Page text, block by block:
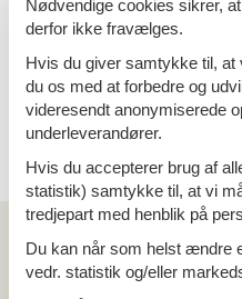
Du sparer mindst 10% af
Du kan være heldig at finde
som er nedsat med mere end
Vi ønsker dig god jagt på et
ferie!
Kan vi hjælpe?
Ring
Nødvendige cookies sikrer,
derfor ikke fravælges.
Hvis du giver samtykke til,
du os med at forbedre og
videresendt anonymiserede
underleverandører.
Hvis du accepterer brug af
statistik) samtykke til, at vi
tredjepart med henblik på
Du kan når som helst ændre
vedr. statistik og/eller